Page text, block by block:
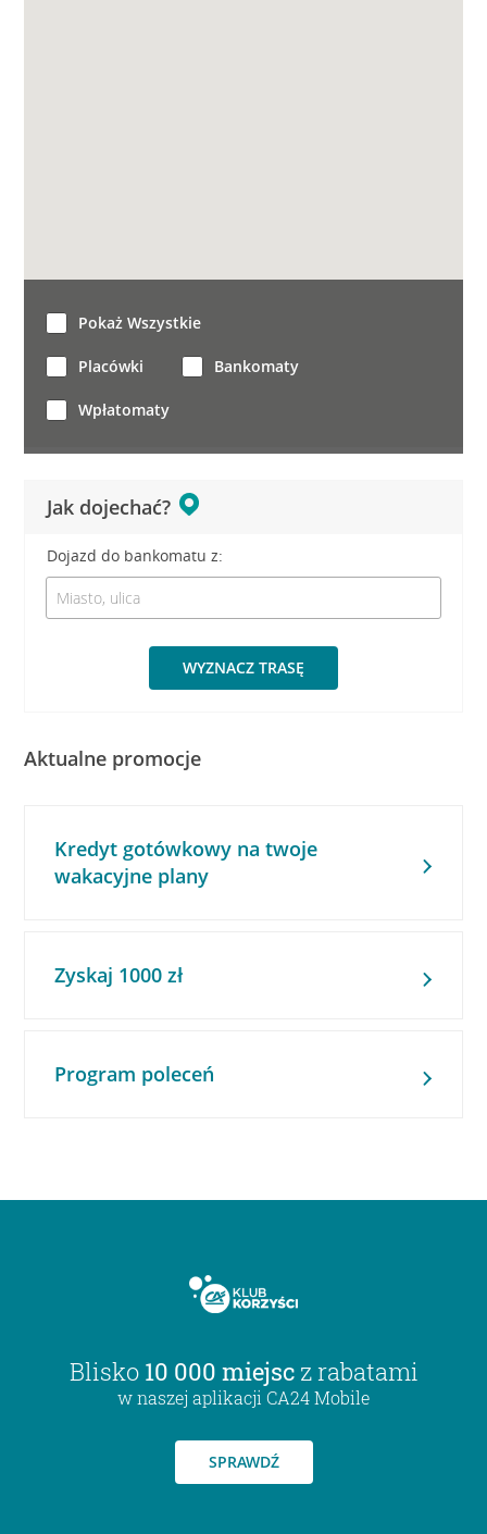
Jak dojechać?
Dojazd do bankomatu z:
WYZNACZ TRASĘ
Pokaż Wszystkie
Placówki Bankomaty
Wpłatomaty
Aktualne promocje
Kredyt gotówkowy na twoje
wakacyjne plany
Zyskaj 1000 zł
Program poleceń
Blisko 10 000 miejsc z rabatami
w naszej aplikacji CA24 Mobile
SPRAWDŹ